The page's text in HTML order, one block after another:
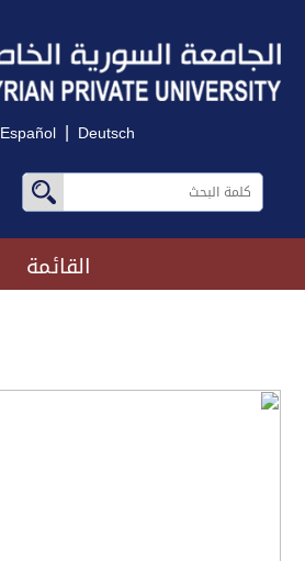
Español | Deutsch
القائمة